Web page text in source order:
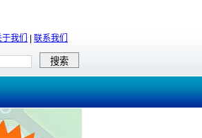
我们 联系我们